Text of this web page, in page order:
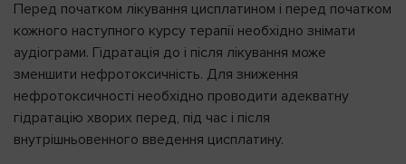
Перед початком лікування цисплатином і перед початком
кожного наступного курсу терапії необхідно знімати
аудіограми. Гідратація до і після лікування може
зменшити нефротоксичність. Для зниження
нефротоксичності необхідно проводити адекватну
гідратацію хворих перед, під час і після
внутрішньовенного введення цисплатину.